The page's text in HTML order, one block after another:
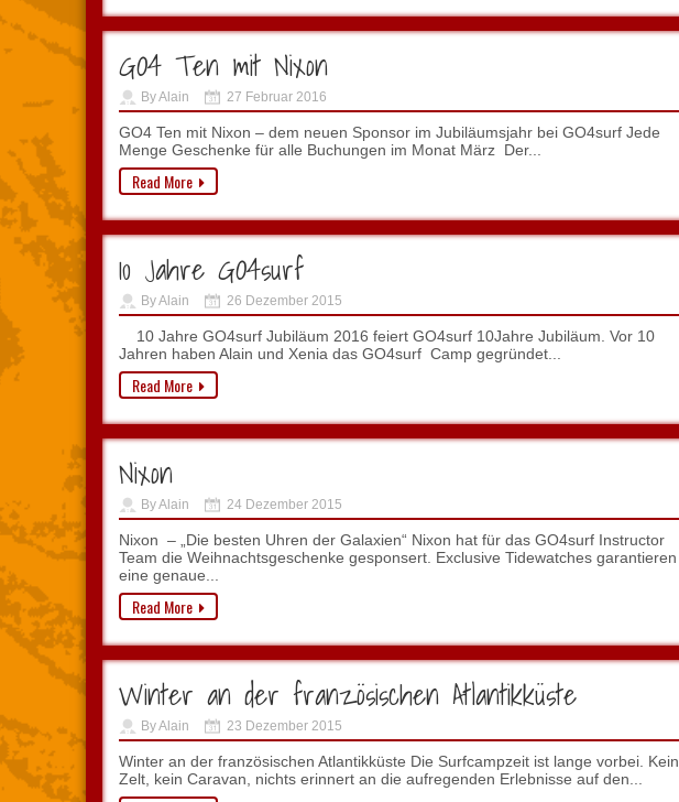
GO4 Ten mit Nixon
By Alain 27 Februar 2016
GO4 Ten mit Nixon – dem neuen Sponsor im Jubiläumsjahr bei GO4surf Jede
Menge Geschenke für alle Buchungen im Monat März Der...
Read More
10 Jahre GO4surf
By Alain 26 Dezember 2015
10 Jahre GO4surf Jubiläum 2016 feiert GO4surf 10Jahre Jubiläum. Vor 10
Jahren haben Alain und Xenia das GO4surf Camp gegründet...
Read More
Nixon
By Alain 24 Dezember 2015
Nixon – „Die besten Uhren der Galaxien“ Nixon hat für das GO4surf Instructor
Team die Weihnachtsgeschenke gesponsert. Exclusive Tidewatches garantieren
eine genaue...
Read More
Winter an der französischen Atlantikküste
By Alain 23 Dezember 2015
Winter an der französischen Atlantikküste Die Surfcampzeit ist lange vorbei. Kein
Zelt, kein Caravan, nichts erinnert an die aufregenden Erlebnisse auf den...